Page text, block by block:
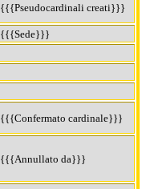
{{{Pseudocardinali creati}}}
{{{Sede}}}
{{{Confermato cardinale}}}
{{{Annullato da}}}